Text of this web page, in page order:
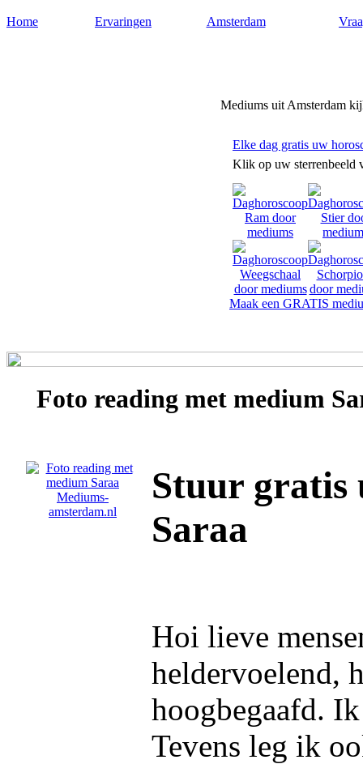
Home Ervaringen Amsterdam
Mediums uit Amsterdam
Elke dag gratis uw
Klik op uw sterrenbeeld
Maak een GRATIS
Foto reading met medium
Stuur gratis
Saraa
Hoi lieve
heldervoelend,
hoogbegaafd.
Tevens leg ik